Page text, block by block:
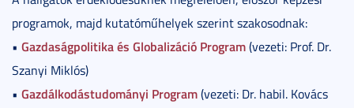
programok, majd kutatóműhelyek szerint szakosodnak:
• Gazdaságpolitika és Globalizáció Program(vezeti: Prof. Dr.
Szanyi Miklós)
• Gazdálkodástudományi Program(vezeti: Dr. habil. Kovács